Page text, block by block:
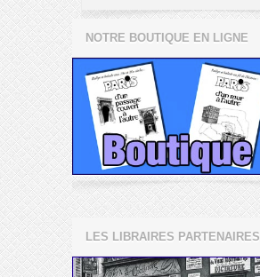
NOTRE BOUTIQUE EN LIGNE
LES LIBRAIRES PARTENAIRES